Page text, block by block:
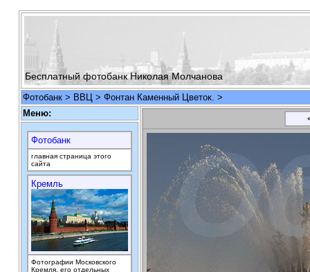
Бесплатный фотобанк Николая Молчанова
Фотобанк > ВВЦ > Фонтан Каменный Цветок. >
Меню:
Фотобанк
главная страница этого
сайта
Кремль
Фотографии Московского
Кремля, его отдельных